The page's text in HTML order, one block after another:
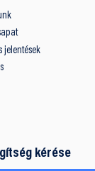
jelentések
kérése